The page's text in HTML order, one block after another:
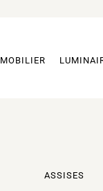
MOBILIER
ASSISES